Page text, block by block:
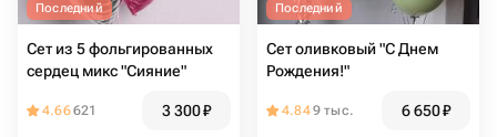
Последний
Сет из 5 фольгированных
сердец микс "Сияние"
4.66621 3 300₽
Последний
Сет оливковый "С Днем
Рождения!"
4.849 тыс. 6 650₽